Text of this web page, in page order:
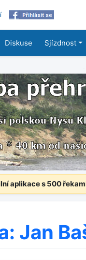
Diskuse Sjízdnost
-
aplikace s 500
Jan